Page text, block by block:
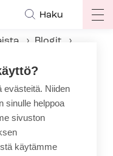
Haku
Blogit
var­hais­
evästeitä. Niiden
sinulle helppoa
sivuston
käytämme